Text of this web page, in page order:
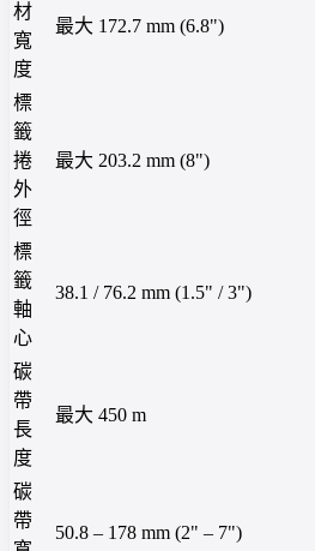
材
寬
度
最大 172.7 mm (6.8")
標
籤
捲
外
徑
最大 203.2 mm (8")
標
籤
軸
心
38.1 / 76.2 mm (1.5" / 3")
碳
帶
長
度
最大 450 m
碳
帶
50.8 – 178 mm (2" – 7")